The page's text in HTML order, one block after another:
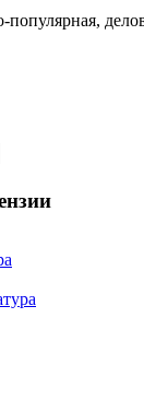
популярная,